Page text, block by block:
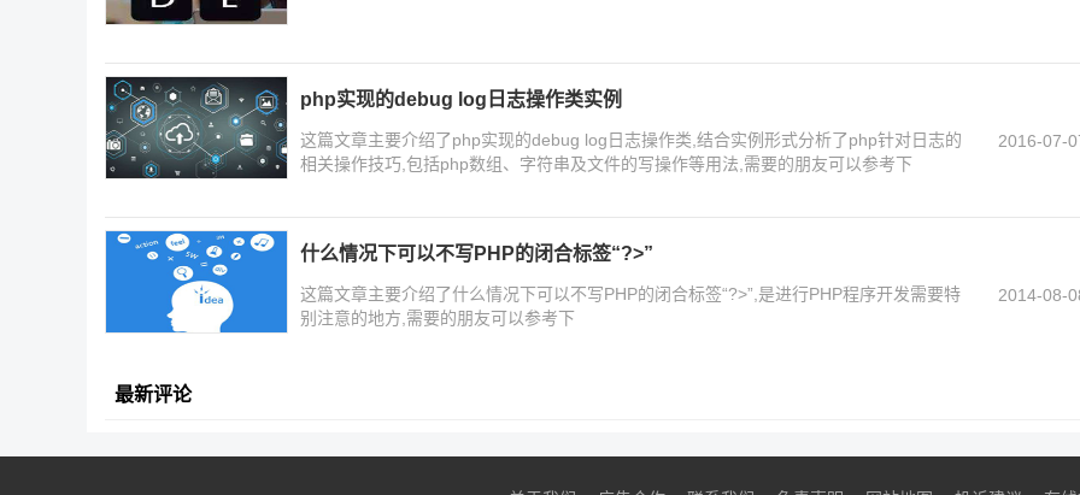
php实现的debug log日志操作类实例
这篇文章主要介绍了php实现的debug log日志操作类,结合实例形式分析了php针对日志的
相关操作技巧,包括php数组、字符串及文件的写操作等用法,需要的朋友可以参考下
2016-07-
什么情况下可以不写PHP的闭合标签“?>”
这篇文章主要介绍了什么情况下可以不写PHP的闭合标签“?>”,是进行PHP程序开发需要特
别注意的地方,需要的朋友可以参考下
2014-08-
最新评论